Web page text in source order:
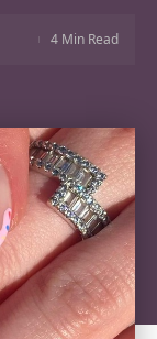
4 Min Read